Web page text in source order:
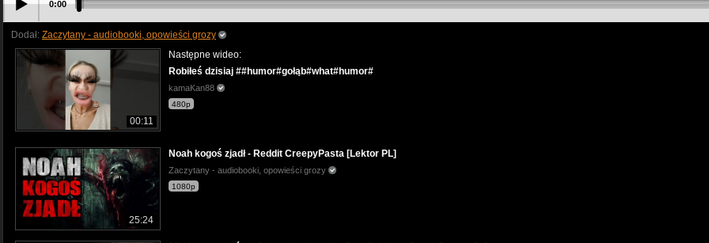
0:00
Dodał: Zaczytany - audiobooki, opowieści grozy
00:11
Następne wideo:
Robiłeś dzisiaj ##humor#gołąb#what#humor#
kamaKan88
480p
25:24
Noah kogoś zjadł - Reddit CreepyPasta [Lektor PL]
Zaczytany - audiobooki, opowieści grozy
1080p